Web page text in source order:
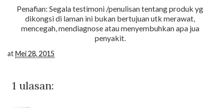
Penafian: Segala testimoni /penulisan tentang produk yg
dikongsi di laman ini bukan bertujuan utk merawat,
mencegah, mendiagnose atau menyembuhkan apa jua
penyakit.
atMei 28, 2015
1 ulasan: